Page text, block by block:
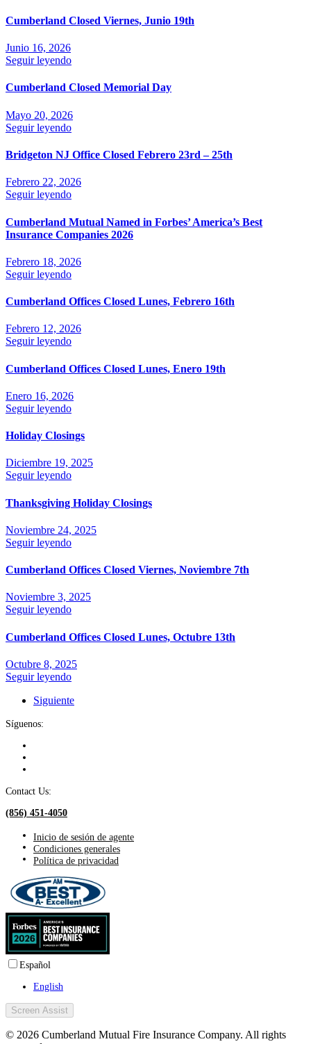
Cumberland Closed Viernes, Junio 19th
Junio 16, 2026
Seguir leyendo
Cumberland Closed Memorial Day
Mayo 20, 2026
Seguir leyendo
Bridgeton NJ Office Closed Febrero 23rd – 25th
Febrero 22, 2026
Seguir leyendo
Cumberland Mutual Named in Forbes’ America’s Best
Insurance Companies 2026
Febrero 18, 2026
Seguir leyendo
Cumberland Offices Closed Lunes, Febrero 16th
Febrero 12, 2026
Seguir leyendo
Cumberland Offices Closed Lunes, Enero 19th
Enero 16, 2026
Seguir leyendo
Holiday Closings
Diciembre 19, 2025
Seguir leyendo
Thanksgiving Holiday Closings
Noviembre 24, 2025
Seguir leyendo
Cumberland Offices Closed Viernes, Noviembre 7th
Noviembre 3, 2025
Seguir leyendo
Cumberland Offices Closed Lunes, Octubre 13th
Octubre 8, 2025
Seguir leyendo
Siguiente
Síguenos:
Contact Us:
(856) 451-4050
Inicio de sesión de agente
Condiciones generales
Política de privacidad
Español
English
Screen Assist
© 2026 Cumberland Mutual Fire Insurance Company. All rights